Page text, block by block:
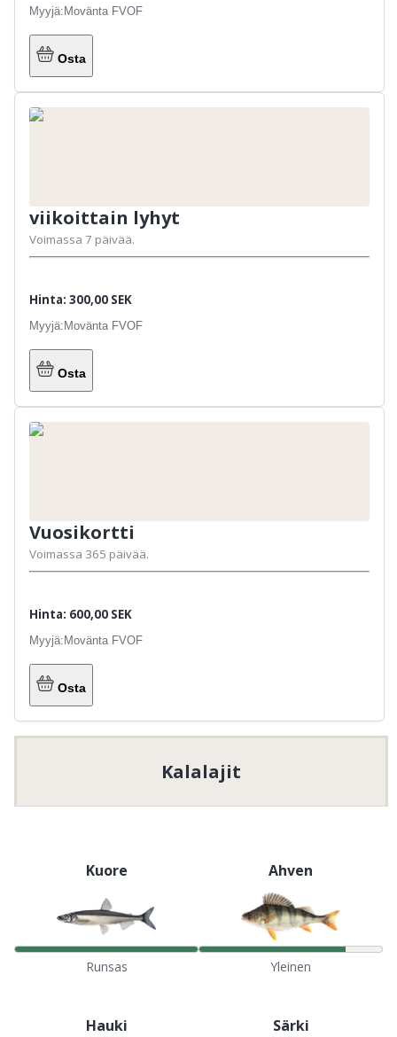
Myyjä: Movänta FVOF
Osta
viikoittain lyhyt
Voimassa 7 päivää.
Hinta: 300,00 SEK
Myyjä: Movänta FVOF
Osta
Vuosikortti
Voimassa 365 päivää.
Hinta: 600,00 SEK
Myyjä: Movänta FVOF
Osta
Kalalajit
Kuore
Runsas
Ahven
Yleinen
Hauki Särki